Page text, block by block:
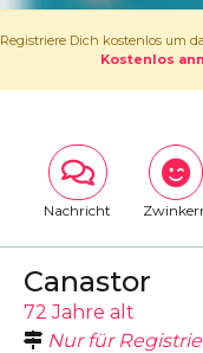
Registriere Dich kostenlos um
Kostenlos
Nachricht
Canastor
72 Jahre alt
Nur für